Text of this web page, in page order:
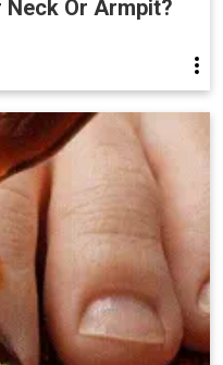
Neck Or Armpit?